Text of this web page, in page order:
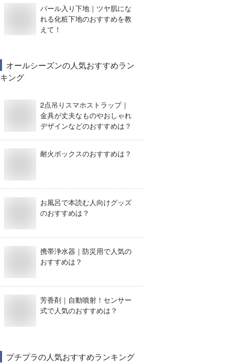
パール入り下地｜ツヤ肌にな
れる化粧下地のおすすめを教
えて！
オールシーズンの人気おすすめラン
キング
2点吊りスマホストラップ｜
金具が丈夫なものやおしゃれ
デザインなどのおすすめは？
耐火ボックスのおすすめは？
お風呂で本読む人向けグッズ
のおすすめは？
携帯浄水器｜防災用で人気の
おすすめは？
芳香剤｜自動噴射！センサー
式で人気のおすすめは？
プチプラの人気おすすめランキング